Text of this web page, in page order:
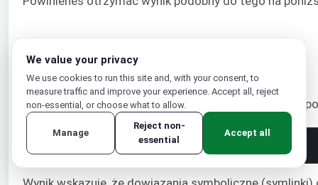
Aby wyłączyć usługę MySQL, wprowadź następujące
disable mysql
We value your privacy
We use cookies to run this site and, with your consent, to
measure traffic and improve your experience. Accept all, reject
non-essential, or choose what to allow.
Manage
Reject non-
essential
Accept all